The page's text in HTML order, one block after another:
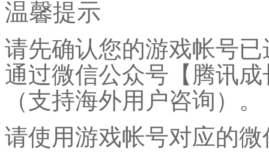
温馨提示
请先确认您的游戏帐号
通过微信公众号【腾讯
（支持海外用户咨询）。
请使用游戏帐号对应的微